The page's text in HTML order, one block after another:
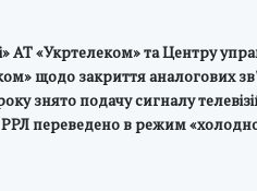
АТ «Укртелеком» та Центру
щодо закриття
знято подачу сигналу
переведено в режим